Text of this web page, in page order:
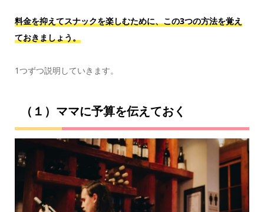
料金を抑えてスナックを楽しむために、この3つの方法を覚え
ておきましょう。
1つずつ説明していきます。
（１）ママに予算を伝えておく